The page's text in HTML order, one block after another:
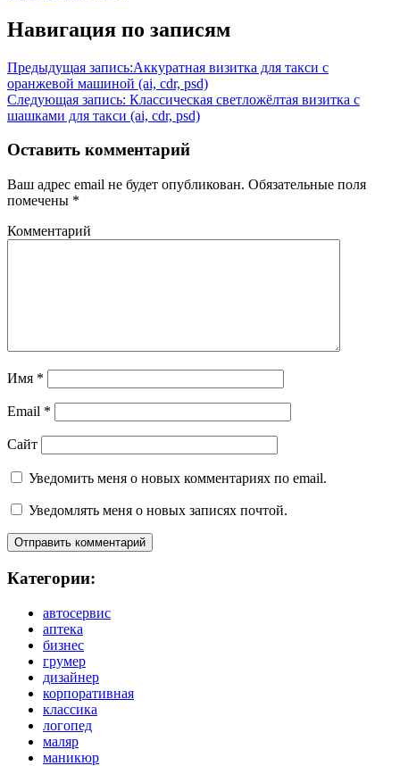
Навигация по записям
Предыдущая запись:Аккуратная визитка для такси с
оранжевой машиной (ai, cdr, psd)
Следующая запись: Классическая светложёлтая визитка с
шашками для такси (ai, cdr, psd)
Оставить комментарий
Ваш адрес email не будет опубликован. Обязательные поля
помечены *
Комментарий
Имя *
Email *
Сайт
Уведомить меня о новых комментариях по email.
Уведомлять меня о новых записях почтой.
Категории:
автосервис
аптека
бизнес
грумер
дизайнер
корпоративная
классика
логопед
маляр
маникюр